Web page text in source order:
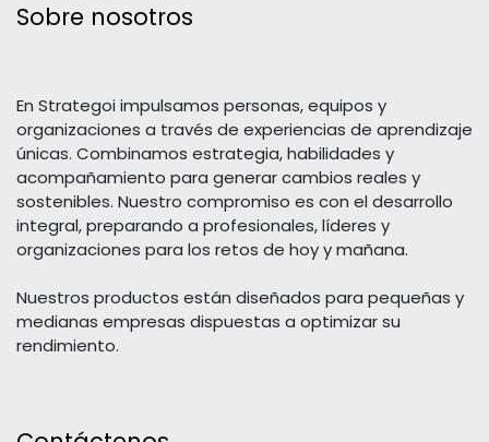
Sobre nosotros
En Strategoi impulsamos personas, equipos y
organizaciones a través de experiencias de aprendizaje
únicas. Combinamos estrategia, habilidades y
acompañamiento para generar cambios reales y
sostenibles. Nuestro compromiso es con el desarrollo
integral, preparando a profesionales, líderes y
organizaciones para los retos de hoy y mañana.
Nuestros productos están diseñados para pequeñas y
medianas empresas dispuestas a optimizar su
rendimiento.